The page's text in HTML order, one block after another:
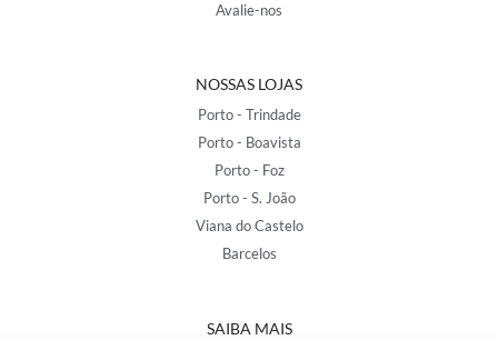
Avalie-nos
NOSSAS LOJAS
Porto - Trindade
Porto - Boavista
Porto - Foz
Porto - S. João
Viana do Castelo
Barcelos
SAIBA MAIS